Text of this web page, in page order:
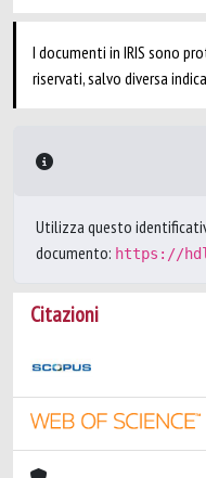
I documenti in IRIS sono
riservati, salvo diversa
Utilizza questo
documento: https://
Citazioni